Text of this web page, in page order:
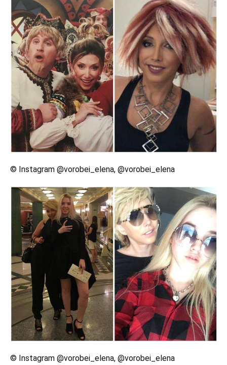
© Instagram @vorobei_elena, @vorobei_elena
© Instagram @vorobei_elena, @vorobei_elena